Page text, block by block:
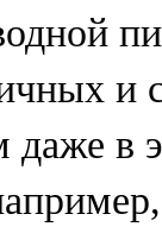
и
даже в